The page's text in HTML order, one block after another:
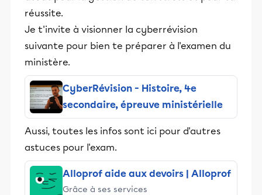
réussite.
Je t'invite à visionner la cyberrévision
suivante pour bien te préparer à l'examen du
ministère.
CyberRévision - Histoire, 4e
secondaire, épreuve ministérielle
Aussi, toutes les infos sont ici pour d'autres
astuces pour l'exam.
Alloprof aide aux devoirs | Alloprof
Grâce à ses services